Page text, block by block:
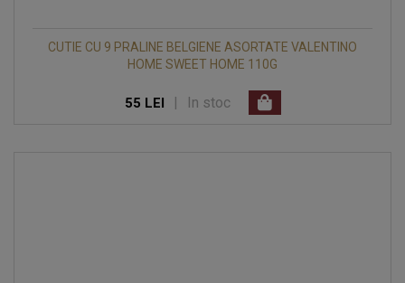
CUTIE CU 9 PRALINE BELGIENE ASORTATE VALENTINO
HOME SWEET HOME 110G
55 LEI In stoc